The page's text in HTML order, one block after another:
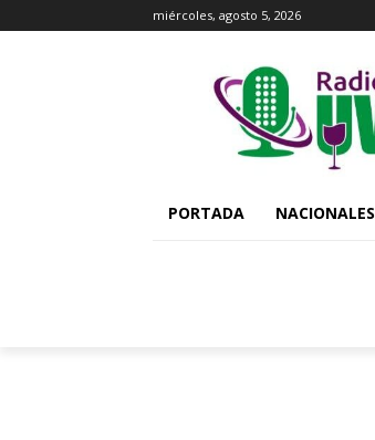
miércoles, agosto 5, 2026
PORTADA NACIONALES